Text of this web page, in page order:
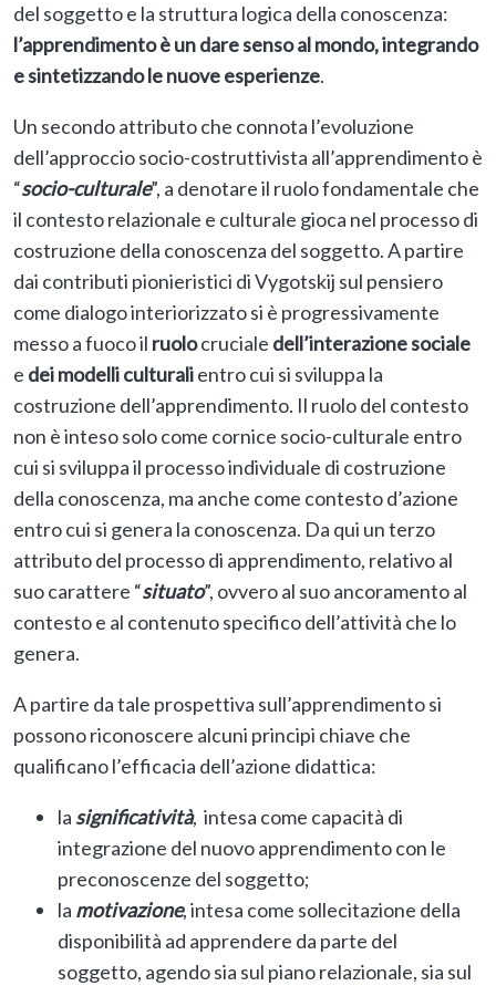
del soggetto e la struttura logica della conoscenza:
l’apprendimento è un dare senso al mondo, integrando
e sintetizzando le nuove esperienze.
Un secondo attributo che connota l’evoluzione
dell’approccio socio-costruttivista all’apprendimento è
“socio-culturale”, a denotare il ruolo fondamentale che
il contesto relazionale e culturale gioca nel processo di
costruzione della conoscenza del soggetto. A partire
dai contributi pionieristici di Vygotskij sul pensiero
come dialogo interiorizzato si è progressivamente
messo a fuoco il ruolocruciale dell’interazione sociale
e dei modelli culturalientro cui si sviluppa la
costruzione dell’apprendimento. Il ruolo del contesto
non è inteso solo come cornice socio-culturale entro
cui si sviluppa il processo individuale di costruzione
della conoscenza, ma anche come contesto d’azione
entro cui si genera la conoscenza. Da qui un terzo
attributo del processo di apprendimento, relativo al
suo carattere “situato”, ovvero al suo ancoramento al
contesto e al contenuto specifico dell’attività che lo
genera.
A partire da tale prospettiva sull’apprendimento si
possono riconoscere alcuni principi chiave che
qualificano l’efficacia dell’azione didattica:
la significatività, intesa come capacità di
integrazione del nuovo apprendimento con le
preconoscenze del soggetto;
la motivazione, intesa come sollecitazione della
disponibilità ad apprendere da parte del
soggetto, agendo sia sul piano relazionale, sia sul